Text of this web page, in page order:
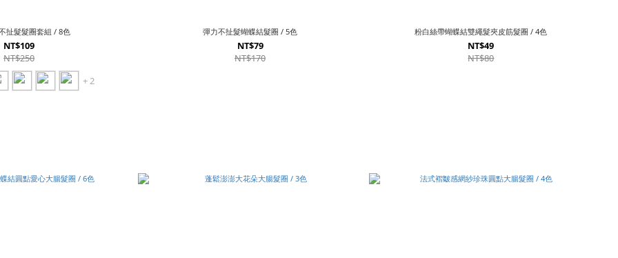
扯髮髮圈套組 / 8色
NT$109
NT$250
+ 2
彈力不扯髮蝴蝶結髮圈 / 5色
NT$79
NT$170
粉白絲帶蝴蝶結雙繩髮夾皮筋髮圈 / 4色
NT$49
NT$80